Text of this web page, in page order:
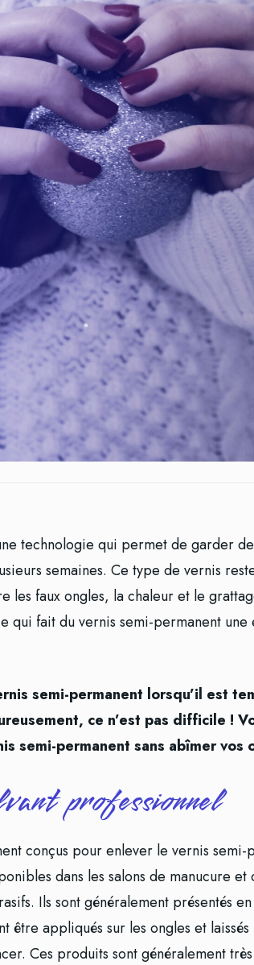
technologie qui permet de garder
semaines. Ce type de vernis
les faux ongles, la chaleur et le
qui fait du vernis semi-permanent une
semi-permanent lorsqu’il est
ce n’est pas difficile !
semi-permanent sans abîmer vos
professionnel
conçus pour enlever le vernis semi-
dans les salons de manucure et
Ils sont généralement présentés
être appliqués sur les ongles et
Ces produits sont généralement